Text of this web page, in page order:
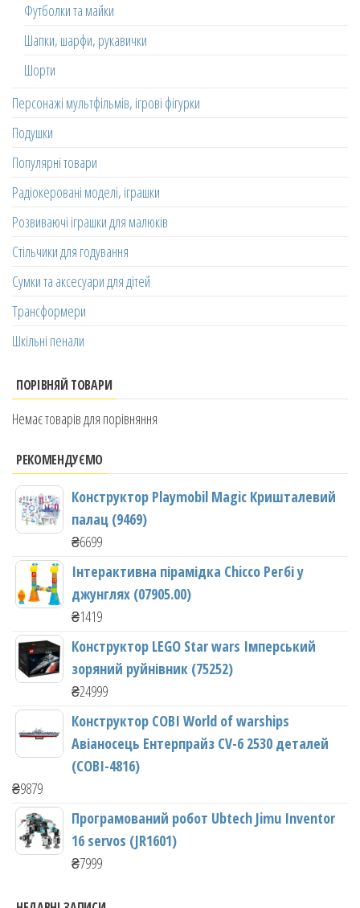
Футболки та майки
Шапки, шарфи, рукавички
Шорти
Персонажі мультфільмів, ігрові фігурки
Подушки
Популярні товари
Радіокеровані моделі, іграшки
Розвиваючі іграшки для малюків
Стільчики для годування
Сумки та аксесуари для дітей
Трансформери
Шкільні пенали
ПОРІВНЯЙ ТОВАРИ
Немає товарів для порівняння
РЕКОМЕНДУЄМО
Конструктор Playmobil Magic Кришталевий
палац (9469)
₴6699
Інтерактивна пірамідка Chicco Регбі у
джунглях (07905.00)
₴1419
Конструктор LEGO Star wars Імперський
зоряний руйнівник (75252)
₴24999
Конструктор COBI World of warships
Авіаносець Ентерпрайз CV-6 2530 деталей
(COBI-4816)
₴9879
Програмований робот Ubtech Jimu Inventor
16 servos (JR1601)
₴7999